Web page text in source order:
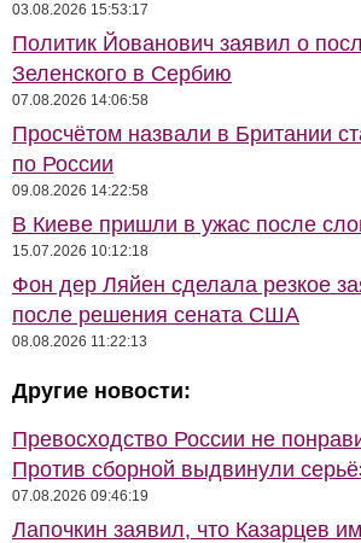
03.08.2026 15:53:17
Политик Йованович заявил о
Зеленского в Сербию
07.08.2026 14:06:58
Просчётом назвали в Британии
по России
09.08.2026 14:22:58
В Киеве пришли в ужас после
15.07.2026 10:12:18
Фон дер Ляйен сделала резкое
после решения сената США
08.08.2026 11:22:13
Другие новости:
Превосходство России не
Против сборной выдвинули
07.08.2026 09:46:19
Лапочкин заявил, что Казарцев